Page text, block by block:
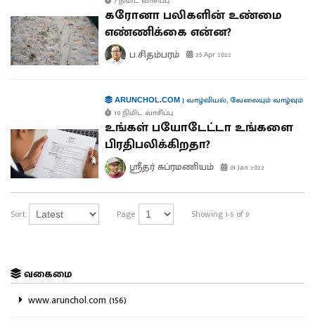
கரோனா பலிகளின் உண்மை
எண்ணிக்கை என்ன?
ப.சிதம்பரம் 25 Apr 2022
ARUNCHOL.COM| வாழ்வியல், வேலையும் வாழ்வும்
10 நிமிட வாசிப்பு
உங்கள் பயோடேட்டா உங்களை
பிரதிபலிக்கிறதா?
ஸ்ரீதர் சுப்ரமணியம் 01 Jan 2022
Sort Page Showing 1-9 of 9
வகைமை
www.arunchol.com (156)